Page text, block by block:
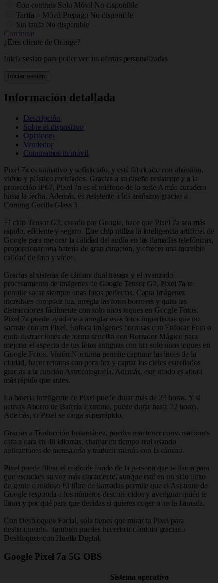
Con contrato Solo Móvil No disponible
Tarifa + Móvil Prepago No disponible
Sin tarifa No disponible
Continuar
¿Eres cliente de Orange?
Inicia sesión para poder ver tus ofertas personalizadas
Iniciar sesión
Información detallada
Descripción
Sobre el dispositivo
Opiniones
Vendedor
Compramos tu móvil
Pixel 7a es llamativo y sofisticado, y está fabricado con aluminio,
vidrio y plástico reciclados. Gracias a su diseño resistente y a la
protección IP67, Pixel 7a es el teléfono de la serie A más duradero
hasta la fecha. Además, es resistente a los arañazos gracias a
Corning Gorilla Glass 3.
El chip Tensor G2, creado por Google, hace que Pixel 7a sea más
rápido, eficiente y seguro. Este chip utiliza la inteligencia artificial de
Google para mejorar la calidad del audio en las llamadas telefónicas,
proporcionar una batería de gran duración, y ofrecer una increíble
calidad de foto y vídeo.
Gracias al sistema de cámara dual trasera y el avanzado
procesamiento de imágenes de Google Tensor G2, Pixel 7a te
permite sacar siempre unas fotos perfectas. Capta imágenes
increíbles con poca luz, arregla las fotos borrosas y quita las
distracciones fácilmente con solo unos toques en Google Fotos.
Pixel 7a puede ayudarte a arreglar esas fotos imperfectas que no
sacaste con un Pixel. Enfoca imágenes borrosas con Enfocar Foto o
quita distracciones de forma sencilla con Borrador Mágico para
mejorar el aspecto de tus fotos antiguas con tan solo unos toques en
Google Fotos. Visión Nocturna permite capturar las luces de la
ciudad, hacer retratos con poca luz y captar los cielos estrellados
gracias a la función Astrofotografía. Además, este modo es ahora
más rápido que antes.
La batería inteligente de Pixel puede durar más de 24 horas. Y si
activas Ahorro de Batería Extremo, puede durar hasta 72 horas.
Además, tu Pixel se carga superrápido.
Gracias a Traducción Instantánea, puedes mantener conversaciones
cara a cara en 48 idiomas, chatear en tiempo real usando
aplicaciones de mensajería y traducir menús con la cámara.
Pixel puede filtrar el ruido de fondo de la persona que te llama para
que escuches su voz más claramente, aunque esté en un sitio lleno
de gente o ruidoso El filtro de llamadas permite que el Asistente de
Google responda a los números desconocidos y averiguar quién te
llama y por qué para que decidas si quieres coger o no la llamada.
Con Desbloqueo Facial, solo tienes que mirar tu Pixel para
desbloquearlo. También puedes hacerlo tocándolo gracias a
Desbloqueo con Huella Digital.
Google Pixel 7a 5G OBS
Sistema operativo